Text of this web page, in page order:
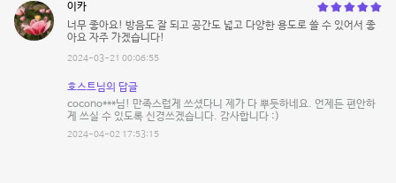
이카
너무 좋아요! 방음도 잘 되고 공간도 넓고 다양한 용도로 쓸 수 있어서 좋
아요 자주 가겠습니다!
2024-03-21 00:06:55
호스트님의 답글
cocono***님! 만족스럽게 쓰셨다니 제가 다 뿌듯하네요. 언제든 편안하
게 쓰실 수 있도록 신경쓰겠습니다. 감사합니다 :)
2024-04-02 17:53:15